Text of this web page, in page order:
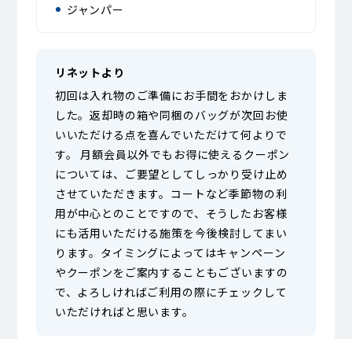
ジャンパー
リネットより
初回は入れ物のご準備にお手間をおかけしま
した。返却時の箱や同梱のバッグが次回お使
いいただける点を喜んでいただけて何よりで
す。 月額会員以外でもお得に使えるクーポン
については、ご要望としてしっかり受け止め
させていただきます。コートなど季節物の利
用が中心とのことですので、そうしたお客様
にも活用いただける施策を今後検討してまい
ります。タイミングによってはキャンペーン
やクーポンをご案内することもございますの
で、よろしければご利用の際にチェックして
いただければと思います。